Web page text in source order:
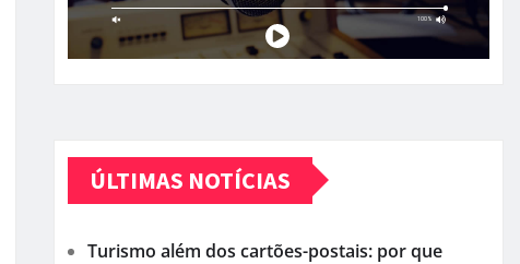
ÚLTIMAS NOTÍCIAS
Turismo além dos cartões-postais: por que